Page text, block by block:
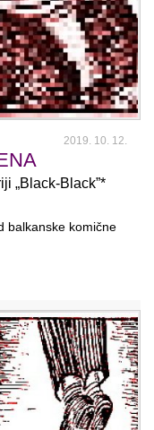
2019. 10. 12.
„Black-Black”*
balkanske komične